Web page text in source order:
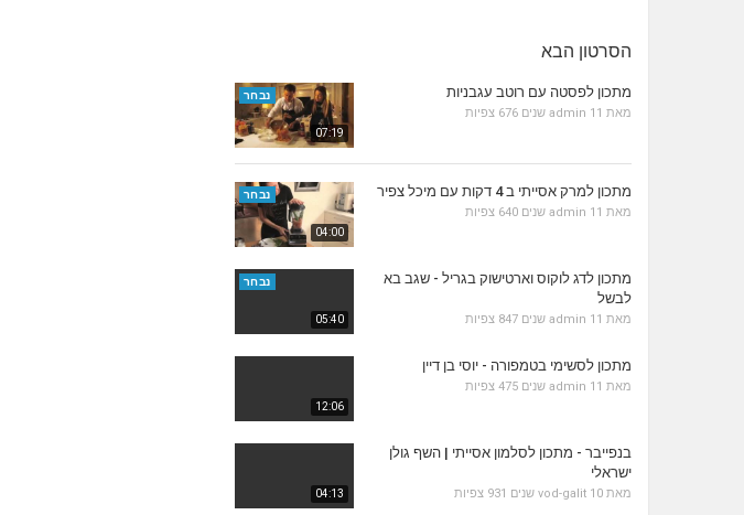
הסרטון הבא
07:19
נבחר מתכון לפסטה עם רוטב עגבניות
מאת admin 11 שנים 676 צפיות
04:00
נבחר מתכון למרק אסייתי ב 4 דקות עם מיכל צפיר
מאת admin 11 שנים 640 צפיות
05:40
נבחר
מתכון לדג לוקוס וארטישוק בגריל - שגב בא
לבשל
מאת admin 11 שנים 847 צפיות
12:06
מתכון לסשימי בטמפורה - יוסי בן דיין
מאת admin 11 שנים 475 צפיות
04:13
בנפייבר - מתכון לסלמון אסייתי | השף גולן
ישראלי
מאת vod-galit 10 שנים 931 צפיות